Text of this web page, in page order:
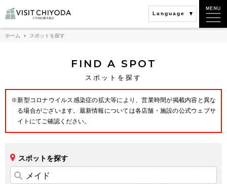
Language
ホーム スポットを探す
FIND A SPOT
スポットを探す
※新型コロナウイルス感染症の拡大等により、営業時間が掲載内容と異な
る場合がございます。最新情報については各店舗・施設の公式ウェブサ
イトにてご確認ください。
スポットを探す